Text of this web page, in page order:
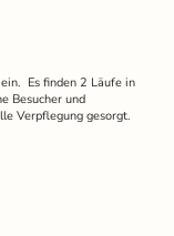
Es finden 2 Läufe in
Besucher und
Verpflegung gesorgt.